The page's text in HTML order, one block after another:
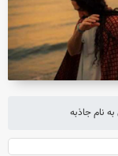
نام جاذبه